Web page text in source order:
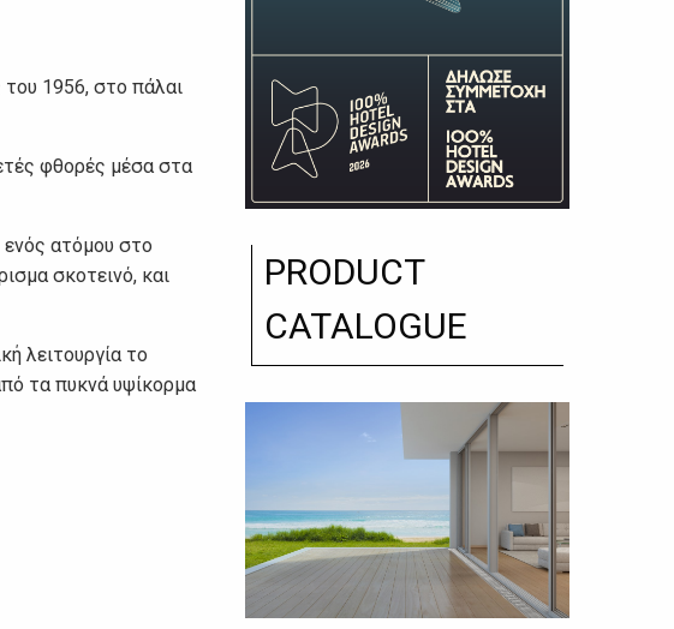
1956, στο πάλαι
φθορές μέσα στα
ενός ατόμου στο
σκοτεινό, και
λειτουργία το
τα πυκνά υψίκορμα
PRODUCT
CATALOGUE